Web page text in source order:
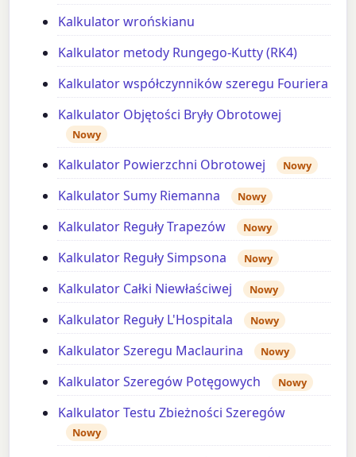
Kalkulator wrońskianu
Kalkulator metody Rungego-Kutty (RK4)
Kalkulator współczynników szeregu Fouriera
Kalkulator Objętości Bryły Obrotowej
Nowy
Kalkulator Powierzchni Obrotowej Nowy
Kalkulator Sumy Riemanna Nowy
Kalkulator Reguły Trapezów Nowy
Kalkulator Reguły Simpsona Nowy
Kalkulator Całki Niewłaściwej Nowy
Kalkulator Reguły L'Hospitala Nowy
Kalkulator Szeregu Maclaurina Nowy
Kalkulator Szeregów Potęgowych Nowy
Kalkulator Testu Zbieżności Szeregów
Nowy